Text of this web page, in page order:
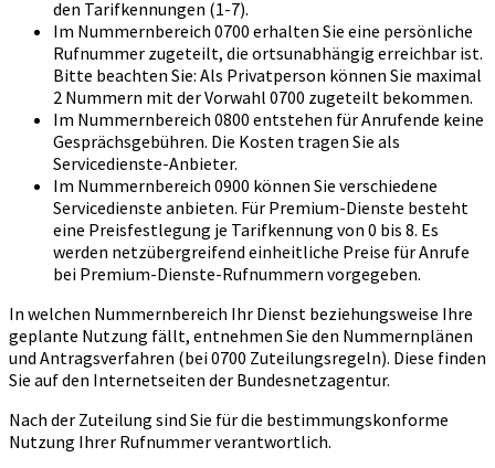
den Tarifkennungen (1-7).
Im Nummernbereich 0700 erhalten Sie eine persönliche
Rufnummer zugeteilt, die ortsunabhängig erreichbar ist.
Bitte beachten Sie: Als Privatperson können Sie maximal
2 Nummern mit der Vorwahl 0700 zugeteilt bekommen.
Im Nummernbereich 0800 entstehen für Anrufende keine
Gesprächsgebühren. Die Kosten tragen Sie als
Servicedienste-Anbieter.
Im Nummernbereich 0900 können Sie verschiedene
Servicedienste anbieten. Für Premium-Dienste besteht
eine Preisfestlegung je Tarifkennung von 0 bis 8. Es
werden netzübergreifend einheitliche Preise für Anrufe
bei Premium-Dienste-Rufnummern vorgegeben.
In welchen Nummernbereich Ihr Dienst beziehungsweise Ihre
geplante Nutzung fällt, entnehmen Sie den Nummernplänen
und Antragsverfahren (bei 0700 Zuteilungsregeln). Diese finden
Sie auf den Internetseiten der Bundesnetzagentur.
Nach der Zuteilung sind Sie für die bestimmungskonforme
Nutzung Ihrer Rufnummer verantwortlich.